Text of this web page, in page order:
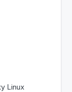
Linux